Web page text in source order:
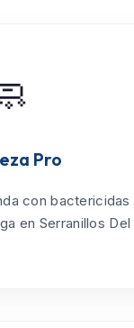
Pro
con bactericidas
en Serranillos Del